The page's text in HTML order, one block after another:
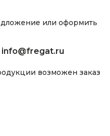
или оформить
info@fregat.ru
возможен заказ